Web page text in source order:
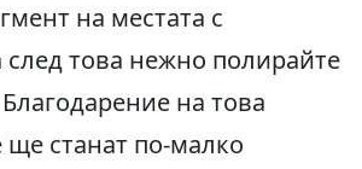
на местата с
след това нежно полирайте
на това
ще станат по-малко